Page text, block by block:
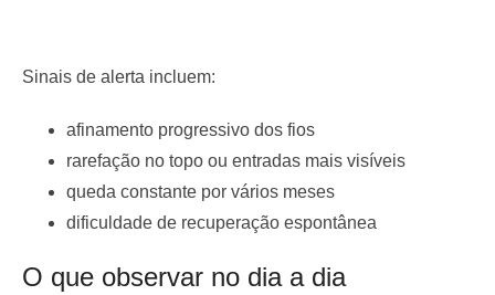
Sinais de alerta incluem:
afinamento progressivo dos fios
rarefação no topo ou entradas mais visíveis
queda constante por vários meses
dificuldade de recuperação espontânea
O que observar no dia a dia